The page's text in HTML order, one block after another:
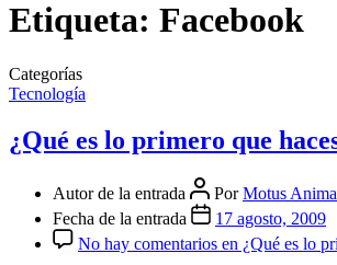
Etiqueta: Facebook
Categorías
Tecnología
¿Qué es lo primero que
Autor de la entrada PorMotus Anima
Fecha de la entrada
17 agosto, 2009
No hay comentarios en ¿Qué es lo